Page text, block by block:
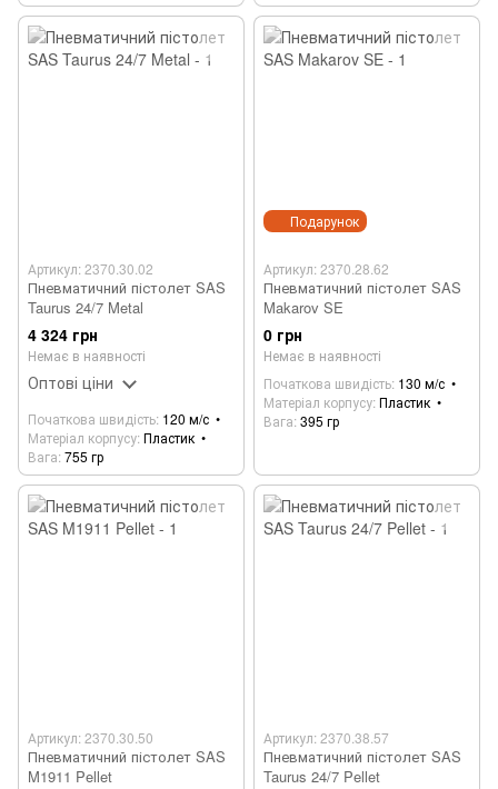
Артикул: 2370.30.02
Пневматичний пістолет SAS
Taurus 24/7 Metal
4 324 грн
Немає в наявності
Оптові ціни
Початкова швидість 120 м/с
Матеріал корпусу Пластик
Вага 755 гр
Подарунок
Артикул: 2370.28.62
Пневматичний пістолет SAS
Makarov SE
0 грн
Немає в наявності
Початкова швидість 130 м/с
Матеріал корпусу Пластик
Вага 395 гр
Артикул: 2370.30.50
Пневматичний пістолет SAS
M1911 Pellet
Артикул: 2370.38.57
Пневматичний пістолет SAS
Taurus 24/7 Pellet